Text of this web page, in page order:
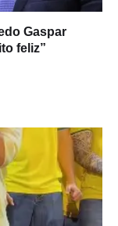
Gaspar
feliz”